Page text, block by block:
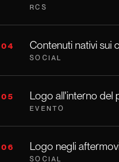
RCS
04 Contenuti nativi sui
SOCIAL
05 Logo all'interno del
EVENTO
06 Logo negli
SOCIAL